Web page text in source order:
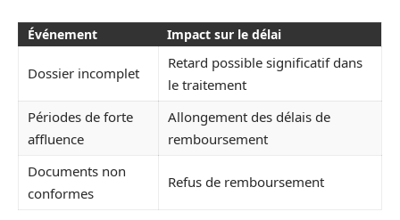
Événement Impact sur le délai
Dossier incomplet
Retard possible significatif dans
le traitement
Périodes de forte
affluence
Allongement des délais de
remboursement
Documents non
conformes
Refus de remboursement